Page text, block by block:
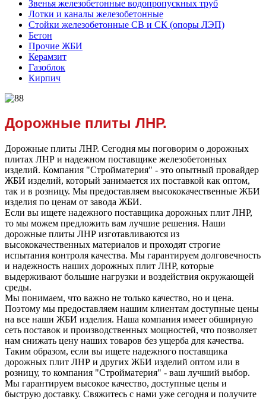
Звенья железобетонные водопропускных труб
Лотки и каналы железобетонные
Стойки железобетонные СВ и СК (опоры ЛЭП)
Бетон
Прочие ЖБИ
Керамзит
Газоблок
Кирпич
Дорожные плиты ЛНР.
Дорожные плиты ЛНР. Сегодня мы поговорим о дорожных
плитах ЛНР и надежном поставщике железобетонных
изделий. Компания "Стройматерия" - это опытный провайдер
ЖБИ изделий, который занимается их поставкой как оптом,
так и в розницу. Мы предоставляем высококачественные ЖБИ
изделия по ценам от завода ЖБИ.
Если вы ищете надежного поставщика дорожных плит ЛНР,
то мы можем предложить вам лучшие решения. Наши
дорожные плиты ЛНР изготавливаются из
высококачественных материалов и проходят строгие
испытания контроля качества. Мы гарантируем долговечность
и надежность наших дорожных плит ЛНР, которые
выдерживают большие нагрузки и воздействия окружающей
среды.
Мы понимаем, что важно не только качество, но и цена.
Поэтому мы предоставляем нашим клиентам доступные цены
на все наши ЖБИ изделия. Наша компания имеет обширную
сеть поставок и производственных мощностей, что позволяет
нам снижать цену наших товаров без ущерба для качества.
Таким образом, если вы ищете надежного поставщика
дорожных плит ЛНР и других ЖБИ изделий оптом или в
розницу, то компания "Стройматерия" - ваш лучший выбор.
Мы гарантируем высокое качество, доступные цены и
быструю доставку. Свяжитесь с нами уже сегодня и получите